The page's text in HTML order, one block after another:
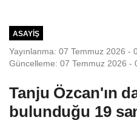
ASAYIŞ
Yayınlanma: 07 Temmuz 2026 -
Güncelleme: 07 Temmuz 2026 -
Tanju Özcan'ın
bulunduğu 19